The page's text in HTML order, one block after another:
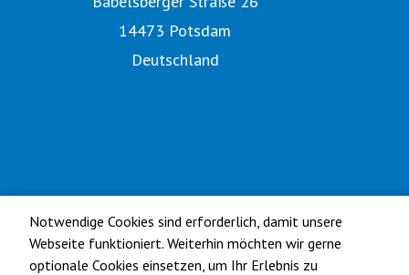
Notwendige Cookies sind erforderlich, damit unsere
Webseite funktioniert. Weiterhin möchten wir gerne
optionale Cookies einsetzen, um Ihr Erlebnis zu
14473 Potsdam
Deutschland